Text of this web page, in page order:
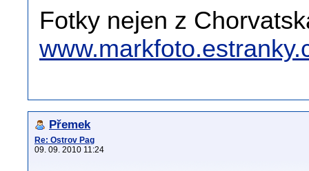
Fotky nejen z
Přemek
Re: Ostrov Pag
09. 09. 2010 11:24